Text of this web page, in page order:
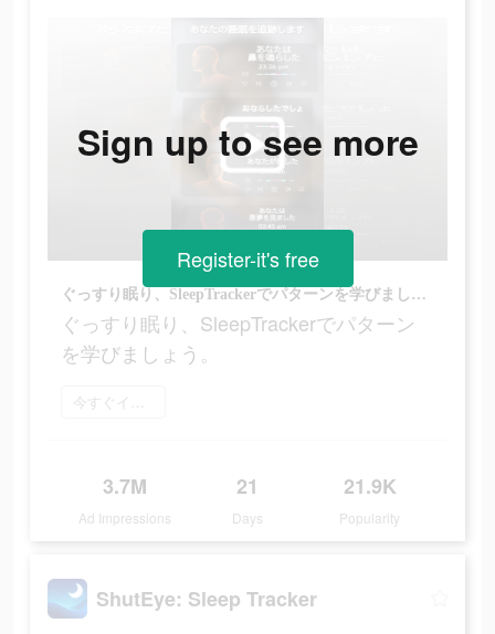
ぐっすり眠り、SleepTrackerでパターンを学びましょう。
ぐっすり眠り、SleepTrackerでパターン
を学びましょう。
今すぐインストール
3.7M
Ad Impressions
21
Days
21.9K
Popularity
Sign up to see more
Register-it's free
ShutEye: Sleep Tracker